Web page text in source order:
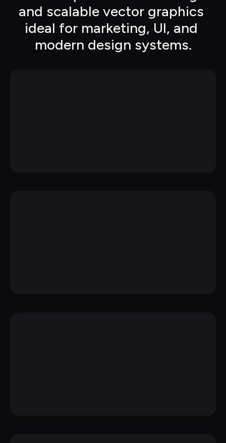
and scalable vector graphics
ideal for marketing, UI, and
modern design systems.